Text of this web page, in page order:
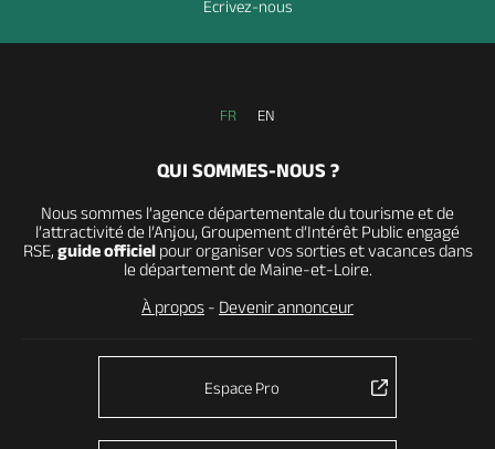
Ecrivez-nous
FR EN
QUI SOMMES-NOUS ?
Nous sommes l’agence départementale du tourisme et de
l’attractivité de l’Anjou, Groupement d’Intérêt Public engagé
RSE, guide officielpour organiser vos sorties et vacances dans
le département de Maine-et-Loire.
À propos - Devenir annonceur
Espace Pro